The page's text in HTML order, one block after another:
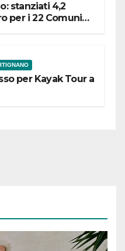
stanziati 4,2
per i 22 Comuni
per Kayak Tour a